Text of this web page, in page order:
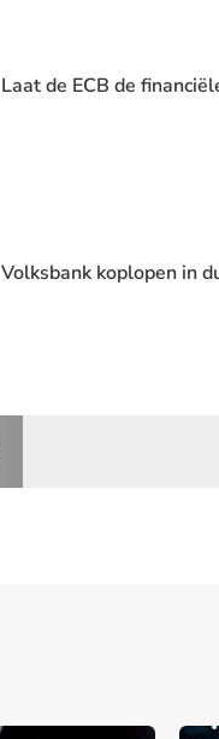
Laat de ECB de
Volksbank koplopen in